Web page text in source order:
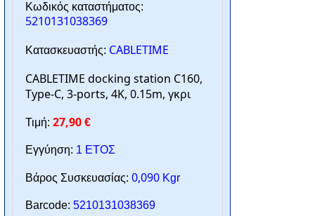
Κωδικός καταστήματος:
5210131038369
Κατασκευαστής: CABLETIME
CABLETIME docking station C160,
Type-C, 3-ports, 4K, 0.15m, γκρι
Τιμή: 27,90 €
Εγγύηση: 1 ΕΤΟΣ
Βάρος Συσκευασίας: 0,090 Kgr
Barcode: 5210131038369